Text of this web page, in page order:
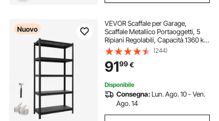
Nuovo
VEVOR Scaffale per Garage,
Scaffale Metallico Portaoggetti, 5
Ripiani Regolabili, Capacità 1360 kg,
Scaffalatura Multiuso, per Cucina,
Dispensa, Cantina e Bagno, 92,5
cm L x 41,7 cm P x 181,3 cm A
(244)
9199€
Disponibile
Consegna: Lun. Ago. 10 - Ven.
Ago. 14